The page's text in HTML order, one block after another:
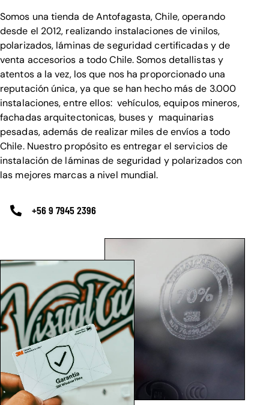
Somos una tienda de Antofagasta, Chile, operando
desde el 2012, realizando instalaciones de vinilos,
polarizados, láminas de seguridad certificadas y de
venta accesorios a todo Chile. Somos detallistas y
atentos a la vez, los que nos ha proporcionado una
reputación única, ya que se han hecho más de 3.000
instalaciones, entre ellos: vehículos, equipos mineros,
fachadas arquitectonicas, buses y maquinarias
pesadas, además de realizar miles de envíos a todo
Chile. Nuestro propósito es entregar el servicios de
instalación de láminas de seguridad y polarizados con
las mejores marcas a nivel mundial.
+56 9 7945 2396